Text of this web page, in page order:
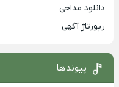
دانلود مداحی
رپورتاژ آگهی
پیوندها